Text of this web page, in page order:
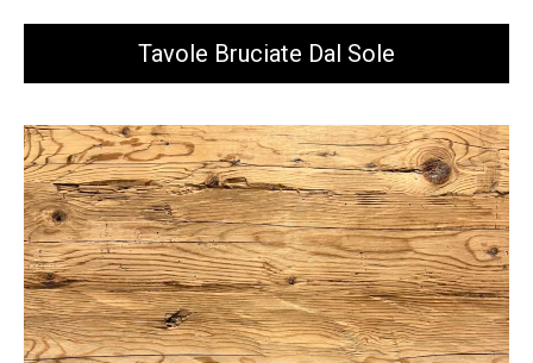
Tavole Bruciate Dal Sole